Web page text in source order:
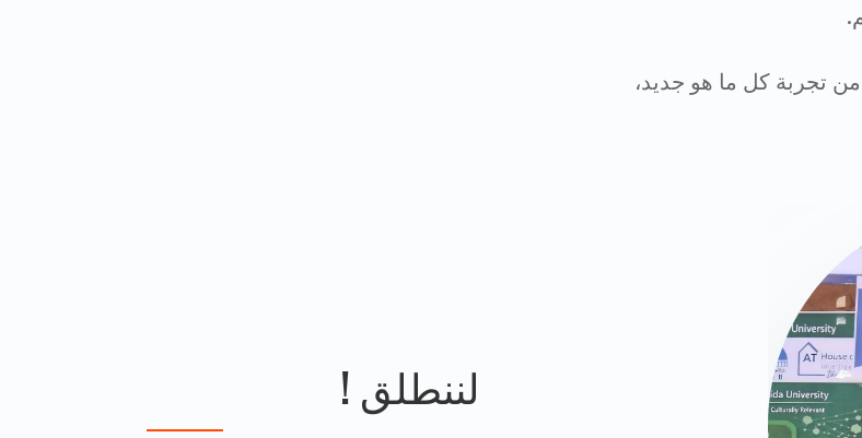
تجربة كل ما هو جديد،
لننطلق !